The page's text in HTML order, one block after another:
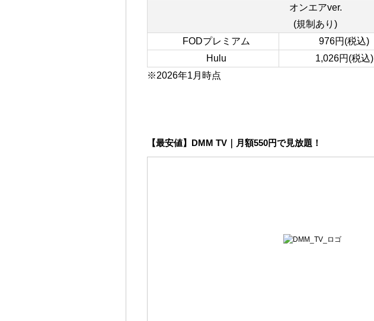
オンエアver.
(規制あり)
FODプレミアム
976円(税込)
Hulu
1,026円(税込)
※2026年1月時点
【最安値】DMM TV｜月額550円で見放題！